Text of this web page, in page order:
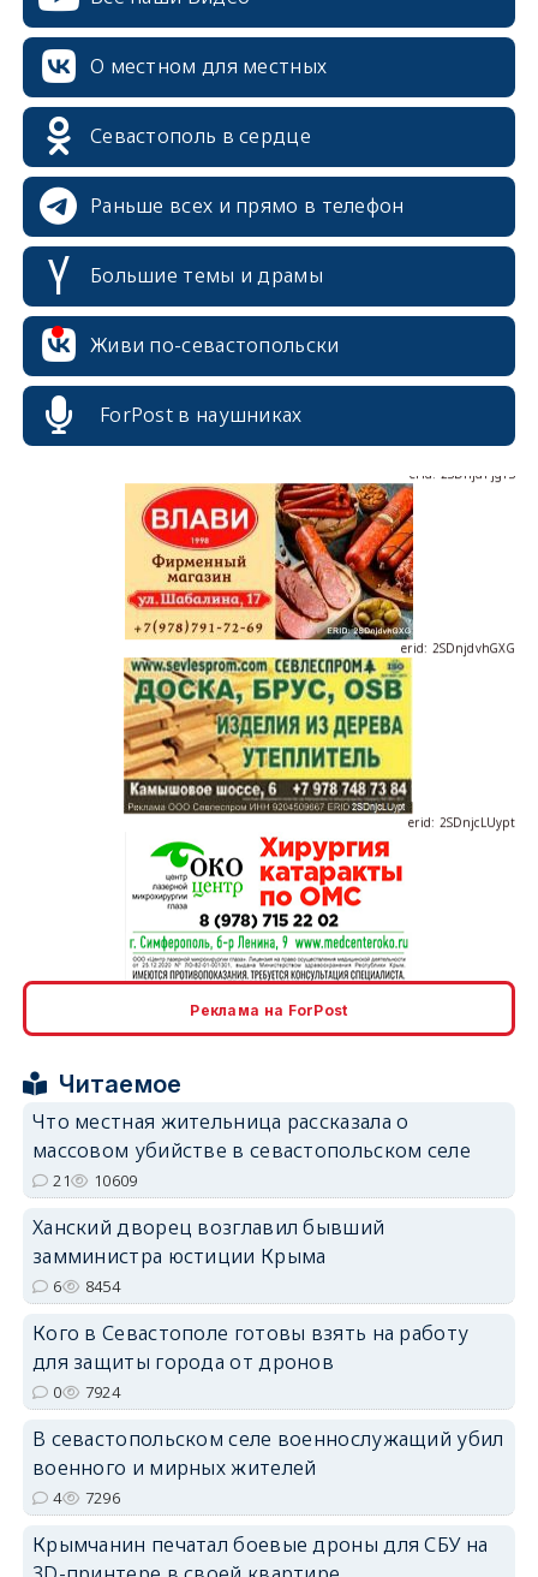
О местном для местных
Севастополь в сердце
Раньше всех и прямо в телефон
Большие темы и драмы
Живи по-севастопольски
ForPost в наушниках
erid: 2SDnjdvhGXG
erid: 2SDnjcLUypt
erid: 2SDnjcrDNw6
erid: 2SDnjdPjgYS
erid: 2SDnjdvhGXG
Реклама на ForPost
Читаемое
Что местная жительница рассказала о
массовом убийстве в севастопольском селе
21 10609
Ханский дворец возглавил бывший
замминистра юстиции Крыма
6 8454
Кого в Севастополе готовы взять на работу
для защиты города от дронов
0 7924
В севастопольском селе военнослужащий убил
военного и мирных жителей
4 7296
Крымчанин печатал боевые дроны для СБУ на